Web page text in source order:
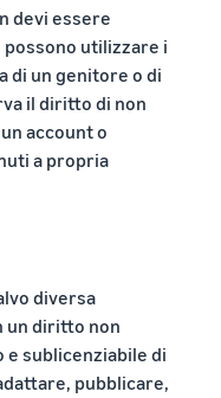
devi essere
possono utilizzare i
di un genitore o di
il diritto di non
account o
a propria
diversa
un diritto non
sublicenziabile di
pubblicare,